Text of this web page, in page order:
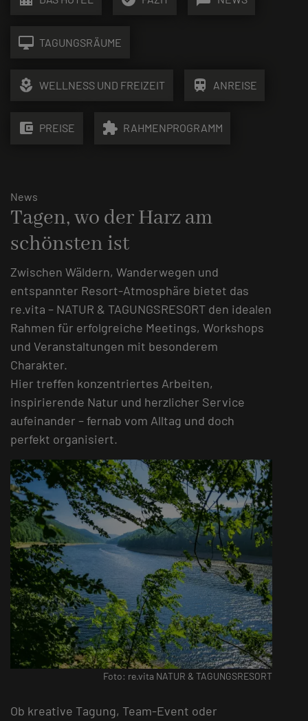
desktop_mac TAGUNGSRÄUME
local_florist WELLNESS UND FREIZEIT train ANREISE
account_balance_wallet PREISE extension RAHMENPROGRAMM
News
Tagen, wo der Harz am
schönsten ist
Zwischen Wäldern, Wanderwegen und
entspannter Resort-Atmosphäre bietet das
re.vita – NATUR & TAGUNGSRESORT den idealen
Rahmen für erfolgreiche Meetings, Workshops
und Veranstaltungen mit besonderem
Charakter.
Hier treffen konzentriertes Arbeiten,
inspirierende Natur und herzlicher Service
aufeinander – fernab vom Alltag und doch
perfekt organisiert.
Foto: re.vita NATUR & TAGUNGSRESORT
Ob kreative Tagung, Team-Event oder